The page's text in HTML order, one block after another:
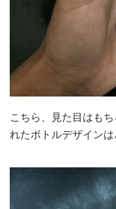
こちら、見た目はも
れたボトルデザインは